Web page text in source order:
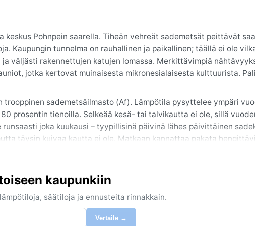
keskus Pohnpein saarella. Tiheän vehreät sademetsät peittävät
Kaupungin tunnelma on rauhallinen ja paikallinen; täällä ei ole
väljästi rakennettujen katujen lomassa. Merkittävimpiä
jotka kertovat muinaisesta mikronesialaisesta kulttuurista.
trooppinen sademetsäilmasto (Af). Lämpötila pysyttelee ympäri
prosentin tienoilla. Selkeää kesä- tai talvikautta ei ole, sillä
joka kuukausi – tyypillisinä päivinä lähes päivittäinen
täysin kuivaa kautta ei ole. Matkaan kannattaa pakata
huhtikuuhun, mutta Pohnpein sijainti pitää niiden voiman
kosteus ja lämpö tekevät ilmastosta haastavan tottumattomalle.
ajoituksen kysymystä. Kaiken kaikkiaan Palikirissa sää on lempeä
on aina hyvä olla mukana.
kaupunkiin
säätiloja ja ennusteita rinnakkain.
Vertaile →